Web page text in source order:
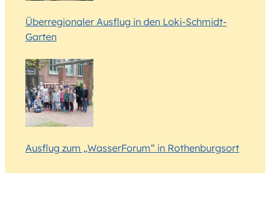
Überregionaler Ausflug in den Loki-Schmidt-
Garten
Ausflug zum „WasserForum“ in Rothenburgsort